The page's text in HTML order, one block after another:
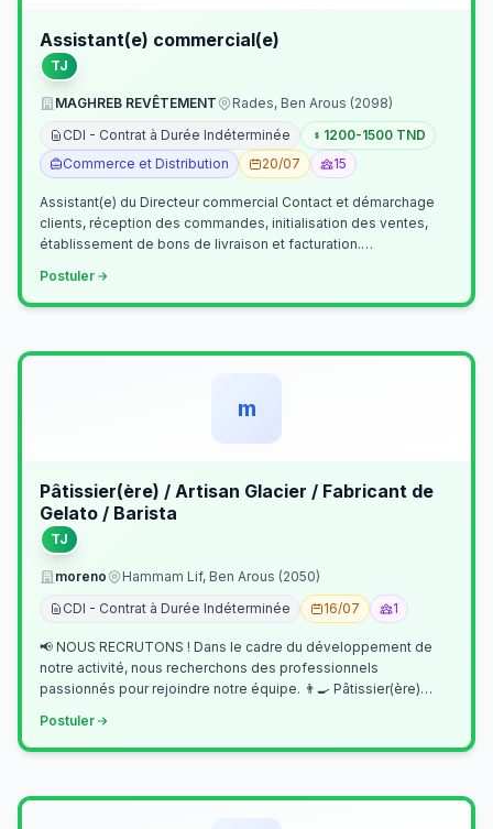
Assistant(e) commercial(e)
TJ
MAGHREB REVÊTEMENT
Rades, Ben Arous (2098)
CDI - Contrat à Durée Indéterminée
1200-1500 TND
Commerce et Distribution
20/07 15
Assistant(e) du Directeur commercial Contact et démarchage
clients, réception des commandes, initialisation des ventes,
établissement de bons de livraison et facturation.
Postuler
m
Pâtissier(ère) / Artisan Glacier / Fabricant de
Gelato / Barista
TJ
moreno
Hammam Lif, Ben Arous (2050)
CDI - Contrat à Durée Indéterminée
16/07 1
📢 NOUS RECRUTONS ! Dans le cadre du développement de
notre activité, nous recherchons des professionnels
passionnés pour rejoindre notre équipe. 👨‍🍳 Pâtissier(ère)
Postuler